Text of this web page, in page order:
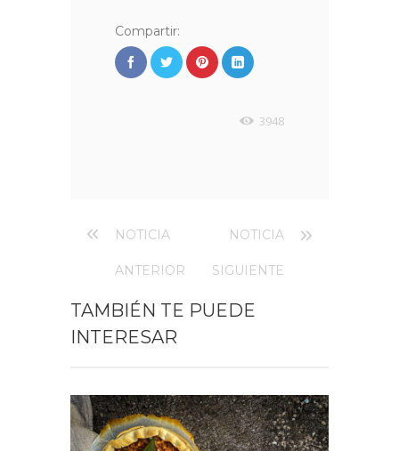
Compartir:
3948
NOTICIA
ANTERIOR
NOTICIA
SIGUIENTE
TAMBIÉN TE PUEDE
INTERESAR